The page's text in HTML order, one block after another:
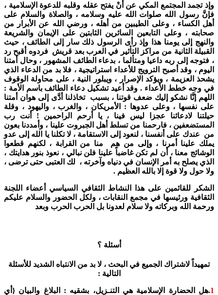
وإذ تجمد المجتمع المكي عن أنْ يفتح عقله وقلبه للدعوة الإسلامية ،
فإنَّ رسول الله صلوات الله عليه وسلامه ، والصلاة والسلام على
أهل الكساء ، وعلى الطيبين من أهله ، ورضي الله عن الأبرار من
صحابته ، وعلى التابعين السائرين الثابتين على الإيمان والشريعة
والنهج إلى يومنا هذا وإذ رأى الرسول ذلك سار إلى الطائف ، حيث
القبيلة الثانية من مراكز التأثير في العرب بعد قريش فردوه أقبح رد
، فتوجه إلى ربه داعيا ومتألما ، بدعاء الطائف المشهور ، وحال أمتنا
اليوم ، وقد أصبح الترويج للأعداء استراتيجية ، فلا بد من الدعاء الذي
يشحذ العزيمة ، ويؤكد الإصرار ، ويبلور النية ، على محاولة الوقوف
في وجه خطط الأعداء . وقد أعيد تشكيل دعاء الطائف باسم الأمة :
اللهم إنَّا نشكو إليك ضعف قوتنا ، بسبب تخاذلنا أدَّى إلى هوان أمتنا
على نفسها ، وعلى عدوها : الأمريكان ، والغرب ، واليهود ، وقلة
حيلتنا لادعائنا عجزا ليس فينا ، يا أرحم الراحمين ! أنت رب
المستضعفين ، فارحمنا من تسلط أهل الجبروت علينا ، وأمددنا بعون
من عندك على أنفسنا ، لنعود إلى الاستقامة ، لا تكلنا يا الله إلى عدو
يملك علينا أمرنا ، وإلى من هم منا من القرابة ، لكنهم قطعوا
الوشائج معنا ، أن لم تكن غاضباً علينا فلن نبالي ، نعوذ بنور هدايتك ،
الذي يصلح به أمر الإنسان في دنياه وآخرته ، لك العتبى حتى ترضى ،
ولا حول ولا قوة إلا بالله العظيم .
الشكر للقائمين على هذا النشاط الثقافي السياسي أعضاء اللجنة
الثقافية ورئيسها في مجمع النقابات ، ولكل الحضور والسلام عليكم
ورحمة الله وبركاته ولا سلام لعدونا بل الحرب الحرب وبعد
أسئلة ؟
تمهيداً لاشتراك الجميع في البحث ، لا بد من الانتباه الشديد للأسئلة
التالية :
1.هل الحضارة الإسلامية هي التنـزيل، بشقيه : البلاغ والبيان {أي